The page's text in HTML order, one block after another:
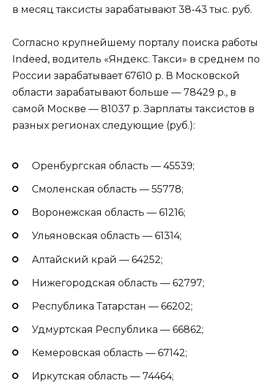
в месяц таксисты зарабатывают 38-43 тыс. руб.
Согласно крупнейшему порталу поиска работы
Indeed, водитель «Яндекс. Такси» в среднем по
России зарабатывает 67610 р. В Московской
области зарабатывают больше — 78429 р., в
самой Москве — 81037 р. Зарплаты таксистов в
разных регионах следующие (руб.):
Оренбургская область — 45539;
Смоленская область — 55778;
Воронежская область — 61216;
Ульяновская область — 61314;
Алтайский край — 64252;
Нижегородская область — 62797;
Республика Татарстан — 66202;
Удмуртская Республика — 66862;
Кемеровская область — 67142;
Иркутская область — 74464;